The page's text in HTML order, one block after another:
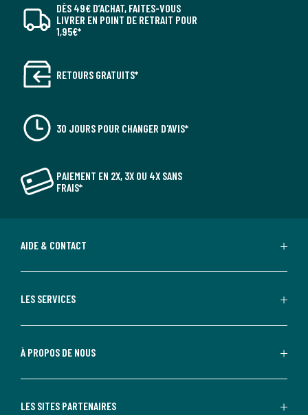
DÈS 49€ D’ACHAT, FAITES-VOUS
LIVRER EN POINT DE RETRAIT POUR
1,95€*
RETOURS GRATUITS*
30 JOURS POUR CHANGER D'AVIS*
PAIEMENT EN 2X, 3X OU 4X SANS
FRAIS*
AIDE & CONTACT
LES SERVICES
À PROPOS DE NOUS
LES SITES PARTENAIRES